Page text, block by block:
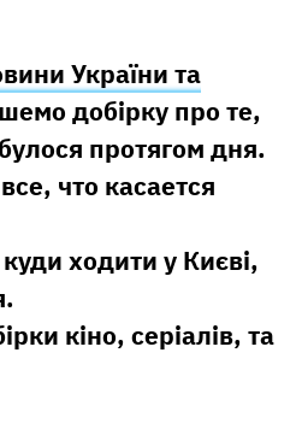
України та
добірку про те,
протягом дня.
что касается
ходити у Києві,
кіно, серіалів, та